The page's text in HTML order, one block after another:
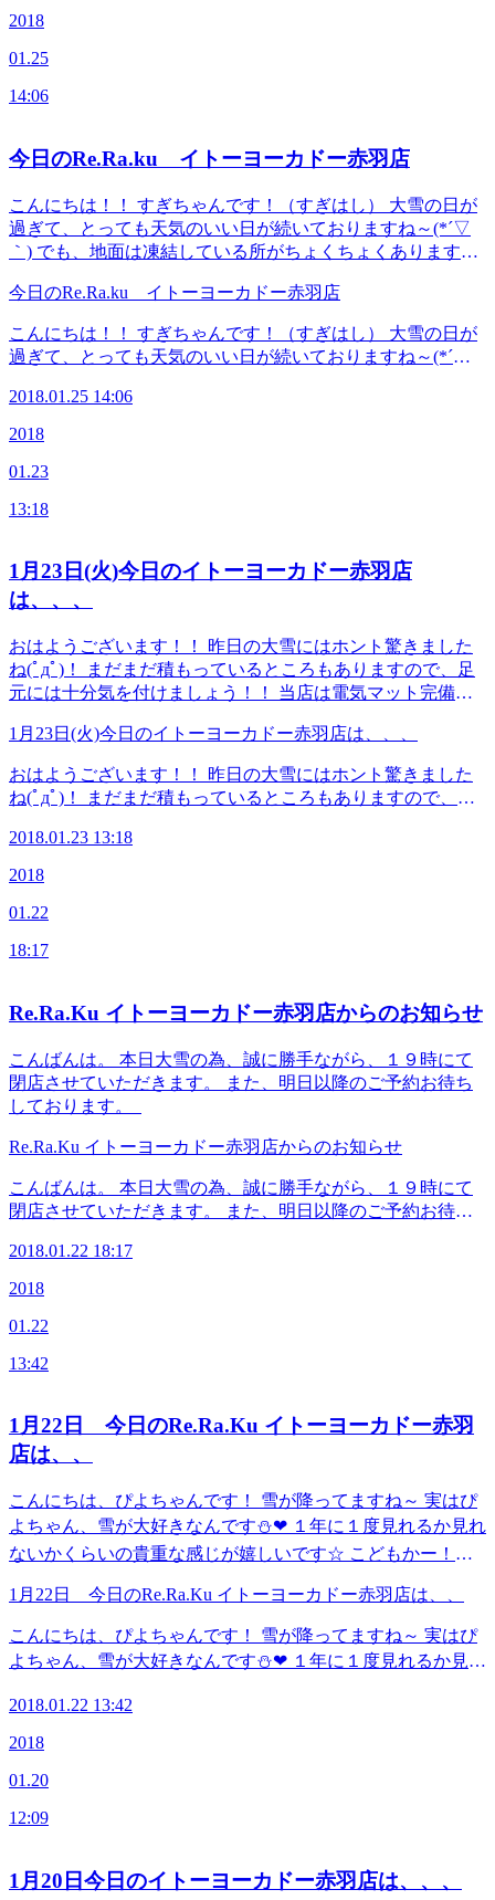
コース、ポカポカフットケアコースです！！限定コースです
くお電話下さい(^O^)／ スムーズにご案内出来ます。 ＜本日
のスタッフ＞ いしかわ さわい すぎはし ＜本日空き状況＞
連絡先&amp;アクセス≫ Re.Ra.Ku イトーヨーカドー赤羽店
を出てから徒歩1分のイトーヨーカドーの3Fです！ TEL 03-
5948-9557 （店舗） TEL 03-4540-6336（予約センター 店
舗にお電話が繋がらなかった時におかけください） Web予
約は こちら から LINEのお友だちも大募集中です！ 登録
でお得な特典プレゼント！(^_-)-☆
も お気をつけて下さいね(*_*) さて、雪かきをした方多かっ
るのでは？？？ 寒さも厳しい毎日、それでなくても首、
に＋頑張った腕まわりもしっかりほぐす！！オススメコース
コース、ポカポカフットケアコースです！！限定コースです
よ。 コース内容、迷われている方は今すぐ店頭まで遠慮な
くお電話下さい(^O^)／ スムーズにご案内出来ます。 ＜本日
のスタッフ＞ いしかわ さわい すぎはし ＜本日空き状況＞
１１：００ ～ １５：００ １７：００ ～ ２０：００
連絡先&amp;アクセス≫ Re.Ra.Ku イトーヨーカドー赤羽店
を出てから徒歩1分のイトーヨーカドーの3Fです！ TEL 03-
5948-9557 （店舗） TEL 03-4540-6336（予約センター 店
約は こちら から LINEのお友だちも大募集中です！ 登録
でお得な特典プレゼント！(^_-)-☆
2018
01.25
14:06
今日のRe.Ra.ku イトーヨーカドー赤羽店
こんにちは！！ すぎちゃんです！（すぎはし） 大雪の日が
過ぎて、とっても天気のいい日が続いておりますね～(*´▽
｀) でも、地面は凍結している所がちょくちょくありますの
る方が多くいらっしゃるようです。足の疲れが溜まってしま
うと お身体の調子が悪くなることが多いので、お疲れを感
じた際はしっかりとケアしてくださいね(^_-)-☆ 「足のお疲
れにオススメコース」 《フットケアコース（クリーム、ア
ロマオイル）》 足裏、ふくらはぎ中心にクリームかアロマ
ットコース（ボディケア+フットケア）》 足も疲れているけ
アとフットケアのセットコースとなっております！ 《ぽか
ぽかフットケアコース（フットケア+ハンドケア）》 フット
ッフ せきね まつむら すぎはし 本日の空き状況 14:00～21:00
店 JR宇都宮線・京浜東北線・高崎線・埼京線「赤羽駅」西
口を出てから徒歩1分のイトーヨーカドーの3Fです！ TEL
03-5948-9557 （店舗） TEL 03-4540-6336（予約センター
予約は こちら から LINEのお友だちも大募集中で
す！ 登録でお得な特典プレゼント！(^_-)-☆
今日のRe.Ra.ku イトーヨーカドー赤羽店
こんにちは！！ すぎちゃんです！（すぎはし） 大雪の日が
過ぎて、とっても天気のいい日が続いておりますね～(*´▽
でお気をつけて(´・ω・`) 慣れない雪道で足の疲れが出てい
る方が多くいらっしゃるようです。足の疲れが溜まってしま
じた際はしっかりとケアしてくださいね(^_-)-☆ 「足のお疲
ロマオイル）》 足裏、ふくらはぎ中心にクリームかアロマ
ットコース（ボディケア+フットケア）》 足も疲れているけ
ど、身体のケアもしたい！という方にオススメ！！ボディケ
アとフットケアのセットコースとなっております！ 《ぽか
ぽかフットケアコース（フットケア+ハンドケア）》 フット
ケアにハンドケアが付いた冬限定のコースです！ より、リ
ラックスしたい方にとってもオススメです(^_^)v 本日のスタ
ッフ せきね まつむら すぎはし 本日の空き状況 14:00～21:00
店 JR宇都宮線・京浜東北線・高崎線・埼京線「赤羽駅」西
口を出てから徒歩1分のイトーヨーカドーの3Fです！ TEL
店舗にお電話が繋がらなかった時におかけください） Web
予約は こちら から LINEのお友だちも大募集中で
2018.01.25 14:06
2018
01.23
13:18
1月23日(火)今日のイトーヨーカドー赤羽店
は、、、
おはようございます！！ 昨日の大雪にはホント驚きました
ね(ﾟдﾟ)！ まだまだ積もっているところもありますので、足
元には十分気を付けましょう！！ 当店は電気マット完備＼
でみませんか？ ●本日のスタッフ せきね はしかわ さわい す
ぎはし ●予約可能な時間 13：30～16：00 16：30～19：30
Web予約は こちら から LINEのお友だちも大募集中で
す！ 登録でお得な特典プレゼント！(^_-)-☆
1月23日(火)今日のイトーヨーカドー赤羽店は、、、
おはようございます！！ 昨日の大雪にはホント驚きました
ね(ﾟдﾟ)！ まだまだ積もっているところもありますので、足
(^o^)／ お身体の血流を良くして当店まで温まりに足を運ん
でみませんか？ ●本日のスタッフ せきね はしかわ さわい す
Web予約は こちら から LINEのお友だちも大募集中で
2018.01.23 13:18
2018
01.22
18:17
Re.Ra.Ku イトーヨーカドー赤羽店からのお知らせ
こんばんは。 本日大雪の為、誠に勝手ながら、１９時にて
閉店させていただきます。 また、明日以降のご予約お待ち
しております。
Re.Ra.Ku イトーヨーカドー赤羽店からのお知らせ
こんばんは。 本日大雪の為、誠に勝手ながら、１９時にて
閉店させていただきます。 また、明日以降のご予約お待ち
2018.01.22 18:17
2018
01.22
13:42
1月22日 今日のRe.Ra.Ku イトーヨーカドー赤羽
店は、、
こんにちは、ぴよちゃんです！ 雪が降ってますね～ 実はぴ
よちゃん、雪が大好きなんです⛄❤ １年に１度見れるか見れ
ないかくらいの貴重な感じが嬉しいです☆ こどもかー！て
出勤スタッフ せきね さわい まつむら 空き時間 １４：００
≪連絡先&amp;アクセス≫ Re.Ra.Ku イトーヨーカドー赤羽
口を出てから徒歩1分のイトーヨーカドーの3Fです！ TEL
03-5948-9557 （店舗） TEL 03-4540-6336（予約センター
予約は こちら から LINEのお友だちも大募集中で
す！ 登録でお得な特典プレゼント！(^_-)-☆
1月22日 今日のRe.Ra.Ku イトーヨーカドー赤羽店は、、
こんにちは、ぴよちゃんです！ 雪が降ってますね～ 実はぴ
よちゃん、雪が大好きなんです⛄❤ １年に１度見れるか見れ
感じですが、今日はウキウキしております＼(^o^)／ 今日の
出勤スタッフ せきね さわい まつむら 空き時間 １４：００
店 JR宇都宮線・京浜東北線・高崎線・埼京線「赤羽駅」西
03-5948-9557 （店舗） TEL 03-4540-6336（予約センター
2018.01.22 13:42
2018
01.20
12:09
1月20日今日のイトーヨーカドー赤羽店は、、、